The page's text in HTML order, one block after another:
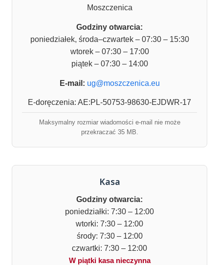
Moszczenica
Godziny otwarcia:
poniedziałek, środa–czwartek – 07:30 – 15:30
wtorek – 07:30 – 17:00
piątek – 07:30 – 14:00
E-mail: ug@moszczenica.eu
E-doręczenia: AE:PL-50753-98630-EJDWR-17
Maksymalny rozmiar wiadomości e-mail nie może
przekraczać 35 MB.
Kasa
Godziny otwarcia:
poniedziałki: 7:30 – 12:00
wtorki: 7:30 – 12:00
środy: 7:30 – 12:00
czwartki: 7:30 – 12:00
W piątki kasa nieczynna